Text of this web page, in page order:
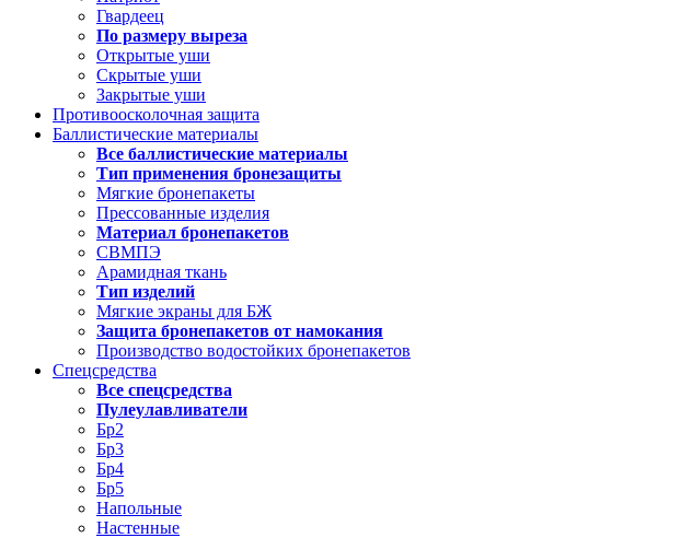
Гвардеец
По размеру выреза
Открытые уши
Скрытые уши
Закрытые уши
Противоосколочная защита
Баллистические материалы
Все баллистические материалы
Тип применения бронезащиты
Мягкие бронепакеты
Прессованные изделия
Материал бронепакетов
СВМПЭ
Арамидная ткань
Тип изделий
Мягкие экраны для БЖ
Защита бронепакетов от намокания
Производство водостойких бронепакетов
Спецсредства
Все спецсредства
Пулеулавливатели
Бр2
Бр3
Бр4
Бр5
Напольные
Настенные